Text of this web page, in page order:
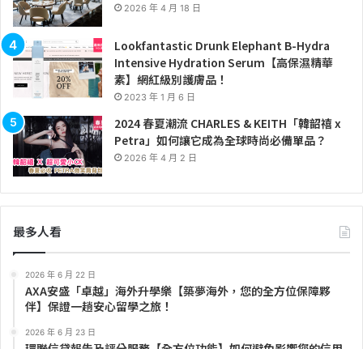
2026 年 4 月 18 日
Lookfantastic Drunk Elephant B-Hydra
Intensive Hydration Serum【高保濕精華
素】網紅級別護膚品！
2023 年 1 月 6 日
2024 春夏潮流 CHARLES & KEITH「韓韶禧 x
Petra」如何讓它成為全球時尚必備單品？
2026 年 4 月 2 日
最多人看
2026 年 6 月 22 日
AXA安盛「卓越」海外升學樂【築夢海外，您的全方位保障夥
伴】保證一趟安心留學之旅！
2026 年 6 月 23 日